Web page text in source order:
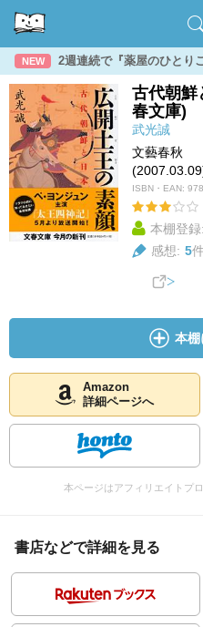
NEW 2週連続で『薬屋のひとり
古代朝鮮
春文庫)
武光誠
文藝春秋
ISBN・EAN:
本棚登録:
感想: 5
本棚
Amazon
詳細ページへ
本ページはアフィリエイトプ
書店などで詳細を見る